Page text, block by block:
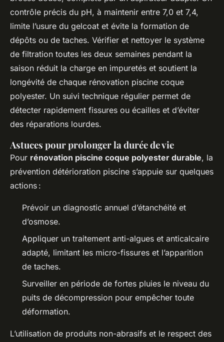
contrôle précis du pH, à maintenir entre 7,0 et 7,4,
limite l’usure du gelcoat et évite la formation de
dépôts ou de taches. Vérifier et nettoyer le système
de filtration toutes les deux semaines pendant la
saison réduit la charge en impuretés et soutient la
longévité de chaque rénovation piscine coque
polyester. Un suivi technique régulier permet de
détecter rapidement fissures ou écailles et d’éviter
des réparations lourdes.
Astuces pour prolonger la durée de vie
Pour rénovation piscine coque polyester durable, la
prévention détérioration piscine s’appuie sur quelques
actions :
Prévoir un diagnostic annuel d’étanchéité et
d’osmose.
Appliquer un traitement anti-algues et anticalcaire
adapté, limitant les micro-fissures et l’apparition
de taches.
Surveiller en période de fortes pluies le niveau du
puits de décompression pour empêcher toute
déformation.
L’utilisation de produits non-abrasifs et le respect des